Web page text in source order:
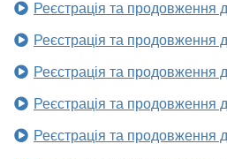
Реєстрація та продовження
Реєстрація та продовження
Реєстрація та продовження
Реєстрація та продовження
Реєстрація та продовження